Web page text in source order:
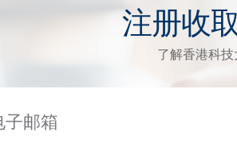
注册收
了解香港科技